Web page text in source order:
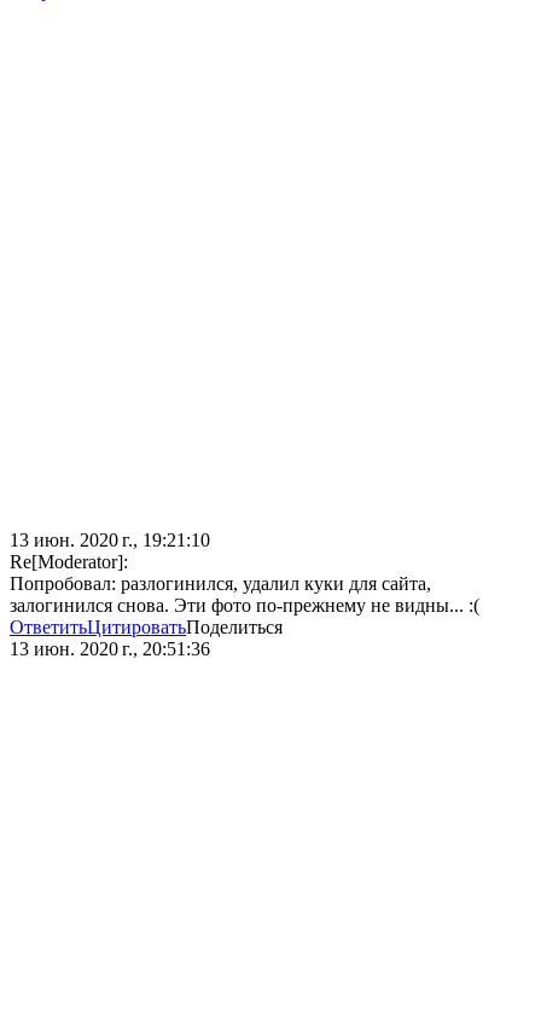
13 июн. 2020 г., 19:21:10
Re[Moderator]:
Попробовал: разлогинился, удалил куки для сайта,
залогинился снова. Эти фото по-прежнему не видны... :(
ОтветитьЦитироватьПоделиться
13 июн. 2020 г., 20:51:36